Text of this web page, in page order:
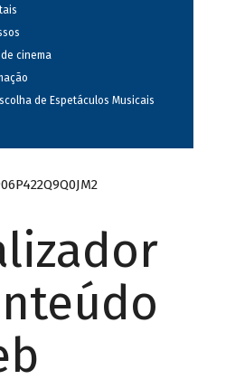
cinema
de Espetáculos Musicais